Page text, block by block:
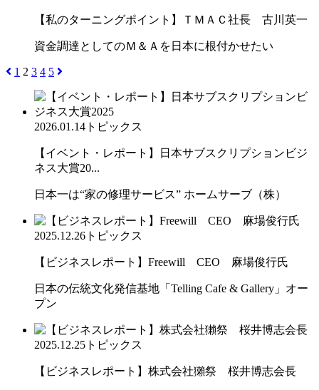
【私のターニングポイント】ＴＭＡＣ社長 古川英一
資金調達としてのＭ＆Ａを日本に根付かせたい
1 2 3 4 5
2026.01.14 トピックス
【イベント・レポート】日本サブスクリプションビジ
ネス大賞20...
日本一は“家の修理サービス” ホームサーブ（株）
2025.12.26 トピックス
【ビジネスレポート】Freewill CEO 麻場俊行氏
日本の伝統文化発信基地「Telling Cafe & Gallery」オー
プン
2025.12.25 トピックス
【ビジネスレポート】株式会社獺祭 桜井博志会長